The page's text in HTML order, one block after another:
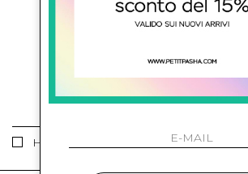
ISCRIVITI ALLA
Ho letto ed accettato le condizioni